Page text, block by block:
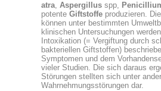
atra, Aspergillus spp,
potente Giftstoffe produzieren.
können unter bestimmten
klinischen Untersuchungen
Intoxikation (= Vergiftung durch
bakteriellen Giftstoffen)
Symptomen und dem
vieler Studien. Die sich daraus
Störungen stellten sich unter
Wahrnehmungsstörungen dar.